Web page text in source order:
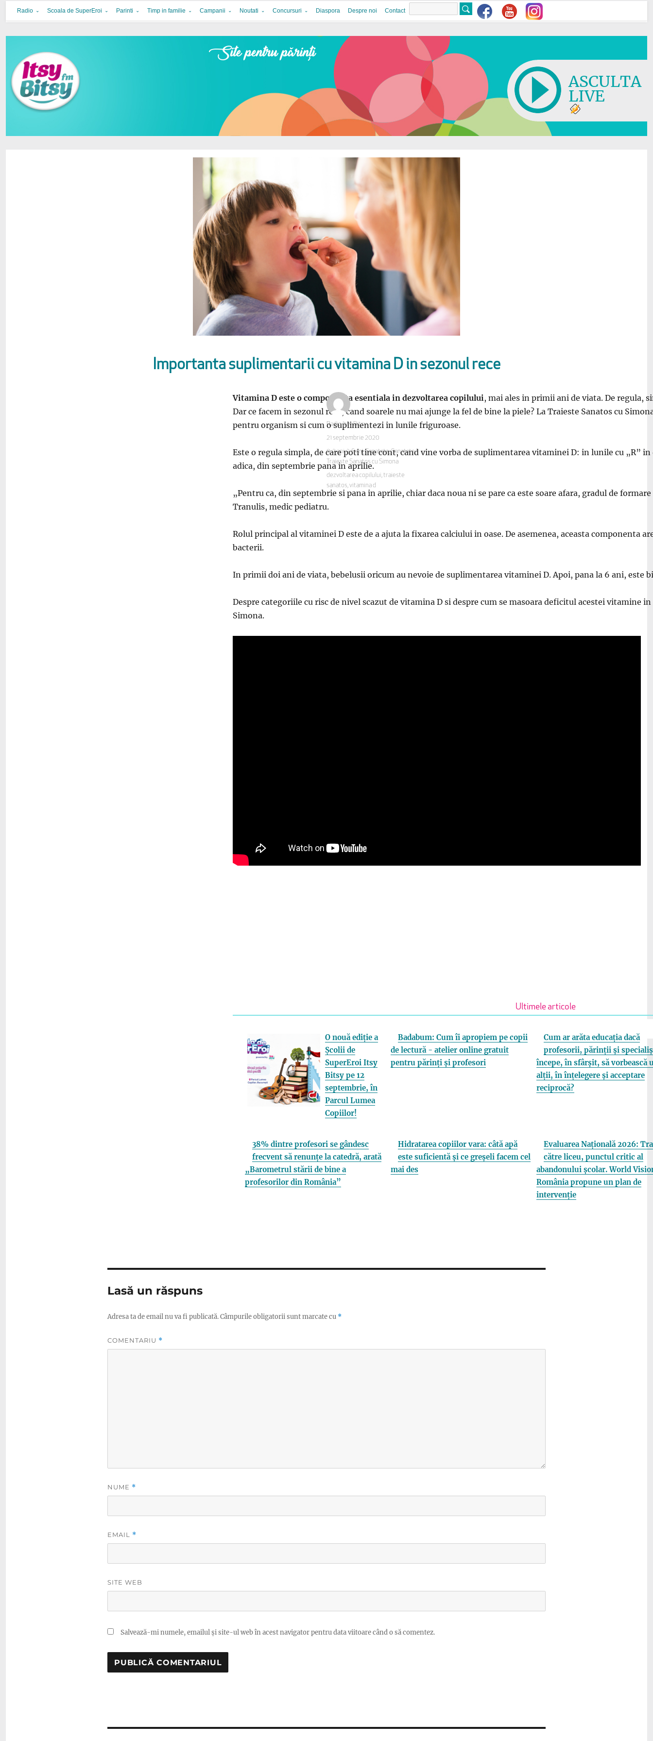
Itsy Bitsy
bucurie in familie
Radio Scoala de SuperEroi Parinti Timp in familie Campanii Noutati Concursuri Diaspora Despre noi Contact
ASCULTA
LIVE
Importanta suplimentarii cu vitamina D in sezonul rece
Vitamina D este o componenta esentiala in dezvoltarea copilului, mai ales in primii ani de viata. De regula,
Dar ce facem in sezonul rece, cand soarele nu mai ajunge la fel de bine la piele? La Traieste Sanatos cu
pentru organism si cum o suplimentezi in lunile friguroase.
Este o regula simpla, de care poti tine cont, cand vine vorba de suplimentarea vitaminei D: in lunile cu „R”
adica, din septembrie pana in aprilie.
„Pentru ca, din septembrie si pana in aprilie, chiar daca noua ni se pare ca este soare afara, gradul de
Tranulis, medic pediatru.
Rolul principal al vitaminei D este de a ajuta la fixarea calciului in oase. De asemenea, aceasta componenta
bacterii.
In primii doi ani de viata, bebelusii oricum au nevoie de suplimentarea vitaminei D. Apoi, pana la 6 ani, este
Despre categoriile cu risc de nivel scazut de vitamina D si despre cum se masoara deficitul acestei vitamine
Simona.
Ultimele articole
O nouă ediție a
Școlii de
SuperEroi Itsy
Bitsy pe 12
septembrie, în
Parcul Lumea
Copiilor!
Badabum: Cum îi apropiem pe copii
de lectură - atelier online gratuit
pentru părinți și profesori
Cum ar arăta educația dacă
profesorii, părinții și
începe, în sfârșit, să vorbească
alții, în înțelegere și acceptare
reciprocă?
38% dintre profesori se gândesc
frecvent să renunțe la catedră, arată
„Barometrul stării de bine a
profesorilor din România”
Hidratarea copiilor vara: câtă apă
este suficientă și ce greșeli facem cel
mai des
Evaluarea Națională 2026:
către liceu, punctul critic al
abandonului școlar. World
România propune un plan de
intervenție
Autor
Radio Itsy Bitsy
Publicat
pe
21 septembrie 2020
Categorii
0-2 ani,3-6 ani,Sanatate,Sanatate,
Traieste Sanatos cu Simona
Etichete
dezvoltarea copilului,traieste
sanatos,vitamina d
Lasă un răspuns
Adresa ta de email nu va fi publicată.Câmpurile obligatorii sunt marcate cu *
COMENTARIU *
NUME *
EMAIL *
SITE WEB
Salvează-mi numele, emailul și site-ul web în acest navigator pentru data viitoare când o să comentez.